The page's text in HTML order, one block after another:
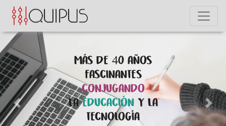
Más de 40 años
fascinantes
conjugando
laeducacióny la
tecnología
Previous